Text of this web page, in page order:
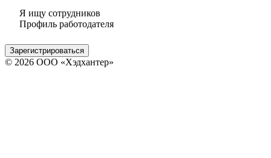
Я ищу сотрудников
Профиль работодателя
Зарегистрироваться
© 2026 ООО «Хэдхантер»